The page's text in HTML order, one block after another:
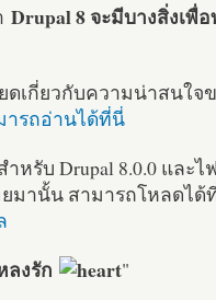
Drupal 8 จะมีบางสิ่งเพื่
ดเกี่ยวกับความน่าสนใจ
ารถอ่านได้ที่นี่
หรับ Drupal 8.0.0 และ
มานั้น สามารถโหลดได้
งรัก "